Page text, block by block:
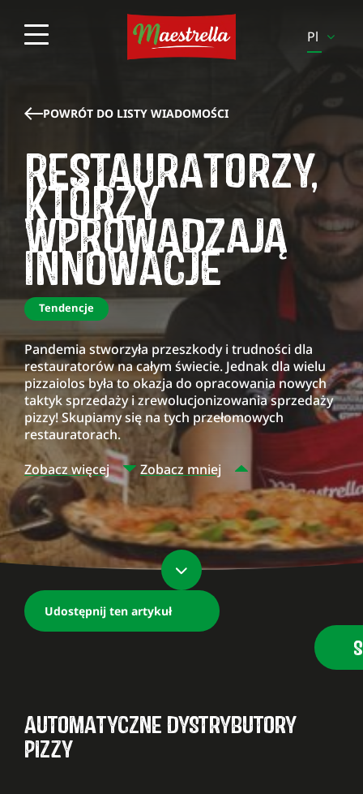
Pl
Pt
Sv
Be-
POWRÓT DO LISTY WIADOMOŚCI
RESTAURATORZY,
KTÓRZY
WPROWADZAJĄ
INNOWACJE
Tendencje
Pandemia stworzyła przeszkody i trudności dla
restauratorów na całym świecie. Jednak dla wielu
pizzaiolos była to okazja do opracowania nowych
taktyk sprzedaży i zrewolucjonizowania sprzedaży
pizzy! Skupiamy się na tych przełomowych
restauratorach.
Zobacz więcej
Zobacz mniej
Udostępnij ten artykuł
AUTOMATYCZNE DYSTRYBUTORY
PIZZY